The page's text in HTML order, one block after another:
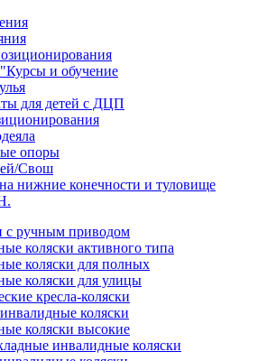
и обучение
для детей с ДЦП
опоры
Свош
нижние конечности и туловище
с ручным приводом
коляски активного типа
коляски для полных
коляски для улицы
кресла-коляски
коляски
коляски высокие
инвалидные коляски